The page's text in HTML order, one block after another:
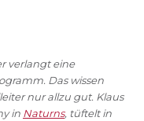
verlangt eine
Das wissen
nur allzu gut. Klaus
in Naturns, tüftelt in